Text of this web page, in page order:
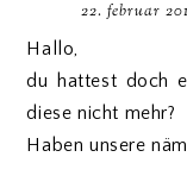
22. februar
Hallo,
du hattest doch
diese nicht mehr?
Haben unsere